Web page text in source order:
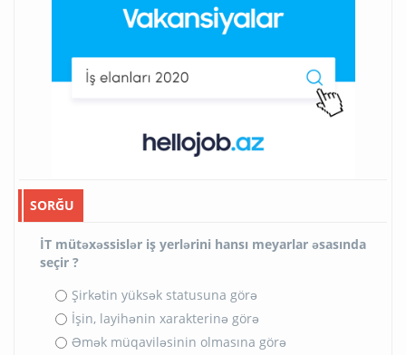
SORĞU
İT mütəxəssislər iş yerlərini hansı meyarlar əsasında
seçir ?
Şirkətin yüksək statusuna görə
İşin, layihənin xarakterinə görə
Əmək müqaviləsinin olmasına görə